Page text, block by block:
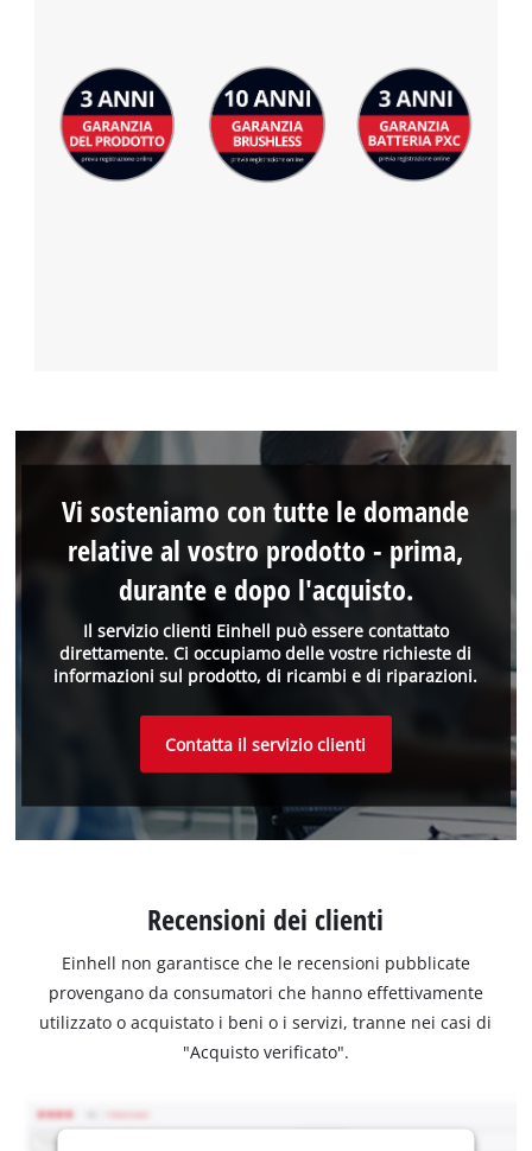
to trackers that are not disclosed to the
visitor. The website owner needs to setup
the site with their CMP to add this content
to the list of technologies used.
Il servizio clienti Einhell può essere contattato
direttamente. Ci occupiamo delle vostre richieste di
informazioni sul prodotto, di ricambi e di riparazioni.
Vi sosteniamo con tutte le domande
relative al vostro prodotto - prima,
durante e dopo l'acquisto.
Contatta il servizio clienti
Recensioni dei clienti
Einhell non garantisce che le recensioni pubblicate
provengano da consumatori che hanno effettivamente
utilizzato o acquistato i beni o i servizi, tranne nei casi di
"Acquisto verificato".